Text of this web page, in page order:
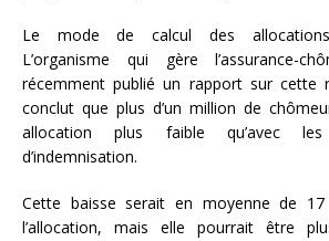
Le mode de calcul des
L’organisme qui gère l’assurance-
récemment publié un rapport sur cette
conclut que plus d’un million de
allocation plus faible qu’avec
d’indemnisation.
Cette baisse serait en moyenne de
l’allocation, mais elle pourrait être